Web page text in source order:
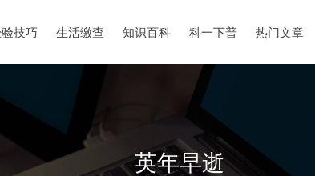
技巧 生活缴查 知识百科 科一下普 热门文章
英年早逝